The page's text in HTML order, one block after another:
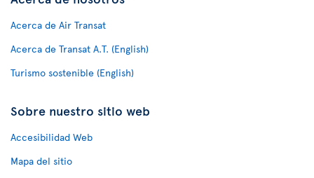
Acerca de Air Transat
Acerca de Transat A.T. (English)
Turismo sostenible (English)
Sobre nuestro sitio web
Accesibilidad Web
Mapa del sitio